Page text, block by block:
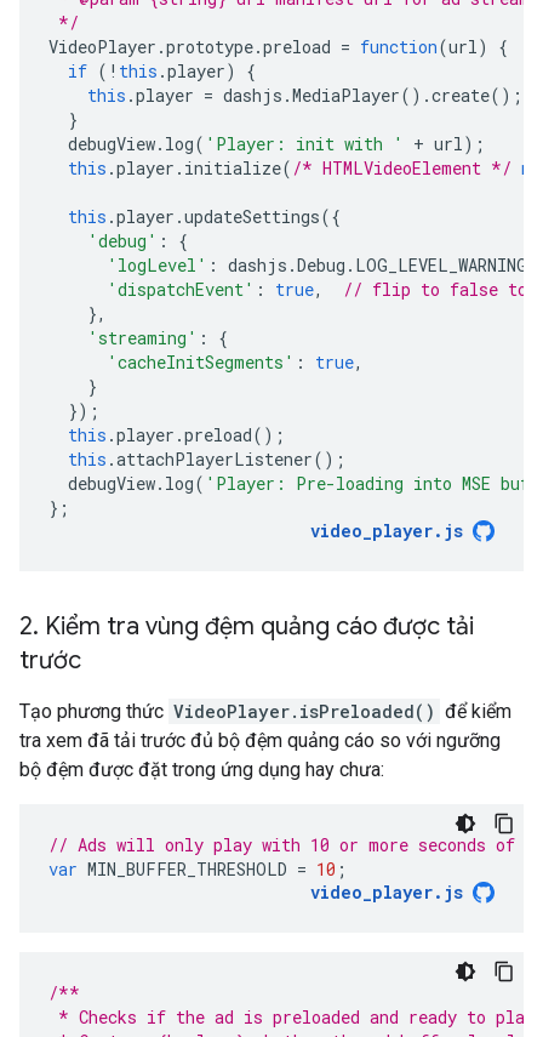
*/
VideoPlayer .prototype.preload = function(url)
{
if ( ! this .player)
{
this .player = dashjs .MediaPlayer().create();
}
debugView. log( 'Player: init with ' + url);
this .player . initialize( /* HTMLVideoElement */
this .player .updateSettings({
'debug' :
{
'logLevel' : dashjs .Debug . LOG_LEVEL_WARNING
'dispatchEvent' : true,
// flip to false to
},
'streaming' :
{
'cacheInitSegments' : true,
}
});
this .player .preload();
this .attachPlayerListener();
debugView. log( 'Player: Pre-loading into MSE
};
video_player. js
2. Kiểm tra vùng đệm quảng cáo được tải
trước
Tạo phương thức VideoPlayer.isPreloaded() để kiểm
tra xem đã tải trước đủ bộ đệm quảng cáo so với ngưỡng
bộ đệm được đặt trong ứng dụng hay chưa:
// Ads will only play with 10 or more seconds of
var MIN_BUFFER_THRESHOLD = 10 ;
video_player. js
/**
* Checks if the ad is preloaded and ready to play.